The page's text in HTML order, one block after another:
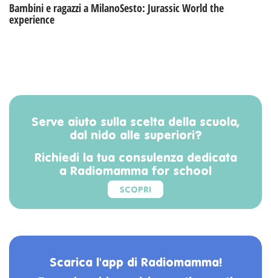
Bambini e ragazzi a MilanoSesto: Jurassic World the
experience
Serve aiuto sulla scelta della scuola,
dal nido alle superiori?
Richiedi la tua consulenza dedicata
a Radiomamma for school
SCOPRI
Scarica l'app di Radiomamma!